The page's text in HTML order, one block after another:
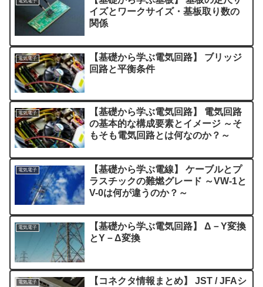
イズとワークサイズ・基板取り数の
関係
電気電子
【基礎から学ぶ電気回路】 ブリッジ
回路と平衡条件
電気電子
【基礎から学ぶ電気回路】 電気回路
の基本的な構成要素とイメージ ～そ
もそも電気回路とは何なのか？～
電気電子
【基礎から学ぶ電線】 ケーブルとプ
ラスチックの難燃グレード ～VW-1と
V-0は何が違うのか？～
電気電子
【基礎から学ぶ電気回路】 Δ－Y変換
とY－Δ変換
電気電子
【コネクタ情報まとめ】 JST / JFAシ